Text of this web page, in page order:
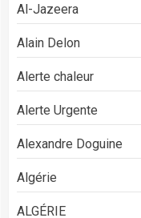
Al-Jazeera
Alain Delon
Alerte chaleur
Alerte Urgente
Alexandre Doguine
Algérie
ALGÉRIE